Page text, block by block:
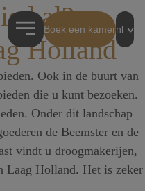
Boek een kamernl
al?
Holland
Ook in de buurt van
die u kunt bezoeken.
Onder dit landschap
de Beemster en de
vindt u droogmakerijen,
Laag Holland. Het is zeker